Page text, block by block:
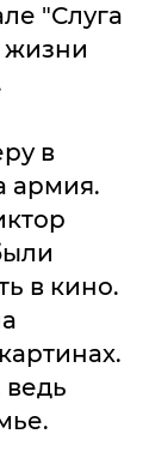
"Слуга
жизни
в
армия.
в кино.
ведь